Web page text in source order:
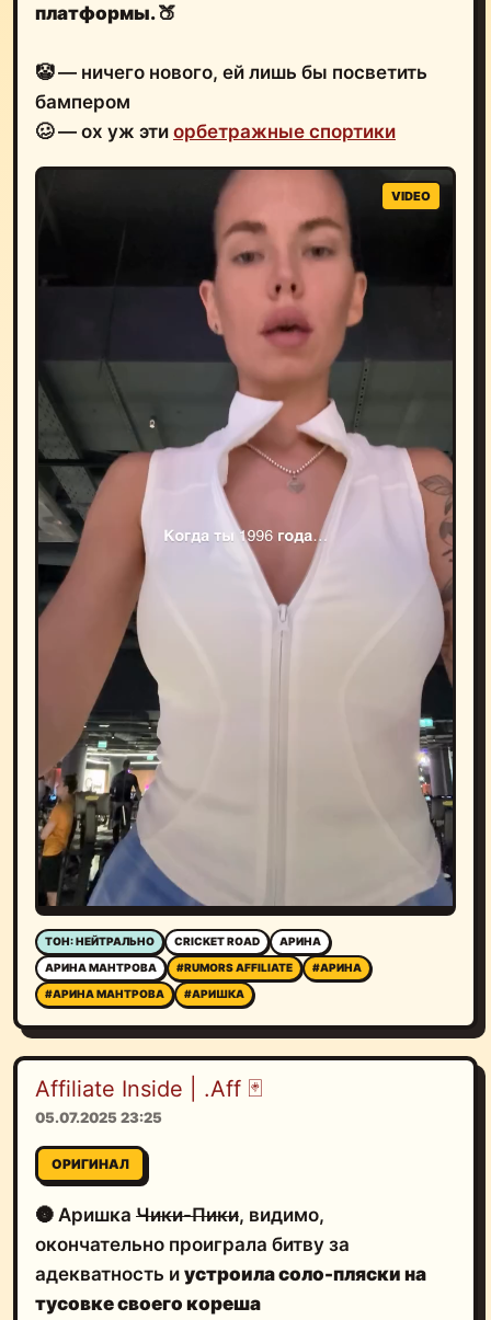
платформы.🍑
🤡 — ничего нового, ей лишь бы посветить
бампером
🥴 — ох уж эти орбетражные спортики
ТОН: НЕЙТРАЛЬНО CRICKET ROAD
АРИНА
АРИНА МАНТРОВА
#RUMORS AFFILIATE
#АРИНА
#АРИНА МАНТРОВА
#АРИШКА
Affiliate Inside | .Aff 🃏
05.07.2025 23:25
ОРИГИНАЛ
🌚 Аришка Чики-Пики, видимо,
окончательно проиграла битву за
адекватность и устроила соло-пляски на
тусовке своего кореша